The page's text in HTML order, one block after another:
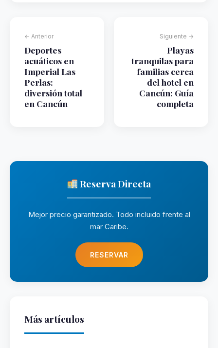
← Anterior
Deportes
acuáticos en
Imperial Las
Perlas:
diversión total
en Cancún
Siguiente →
Playas
tranquilas para
familias cerca
del hotel en
Cancún: Guía
completa
Reserva Directa
Mejor precio garantizado. Todo incluido frente al
mar Caribe.
RESERVAR
Más artículos